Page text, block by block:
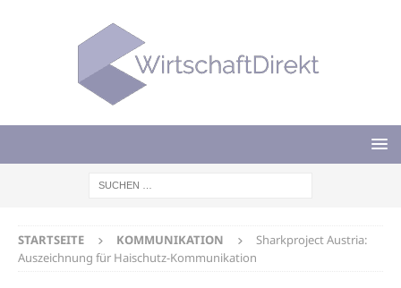
STARTSEITE KOMMUNIKATION
Sharkproject Austria:
Auszeichnung für Haischutz-Kommunikation